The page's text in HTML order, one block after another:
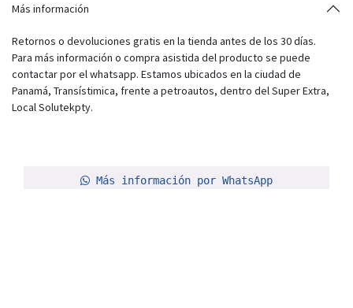
Más información
Retornos o devoluciones gratis en la tienda antes de los 30 días.
Para más información o compra asistida del producto se puede
contactar por el whatsapp. Estamos ubicados en la ciudad de
Panamá, Transístimica, frente a petroautos, dentro del Super Extra,
Local Solutekpty.
Más información por WhatsApp